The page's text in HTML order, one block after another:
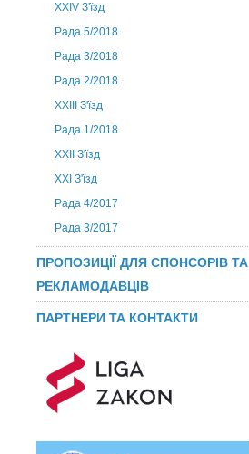
ХХIV З'їзд
Рада 5/2018
Рада 3/2018
Рада 2/2018
XXIII З'їзд
Рада 1/2018
ХХІІ З'їзд
XXI З'їзд
Рада 4/2017
Рада 3/2017
ПРОПОЗИЦІЇ ДЛЯ СПОНСОРІВ ТА
РЕКЛАМОДАВЦІВ
ПАРТНЕРИ ТА КОНТАКТИ